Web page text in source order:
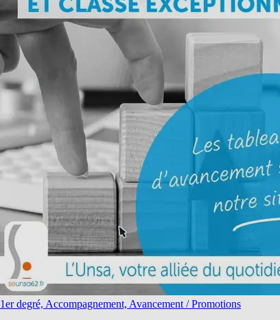
1er degré, Accompagnement, Avancement / Promotions